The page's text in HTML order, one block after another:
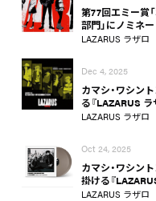
第77回エミー賞
部門」にノミネー
LAZARUS ラザロ
Dec 4, 2025
カマシ・ワシン
る『LAZARUS
LAZARUS ラザロ
Oct 24, 2025
カマシ・ワシン
掛ける『
LAZARUS ラザロ